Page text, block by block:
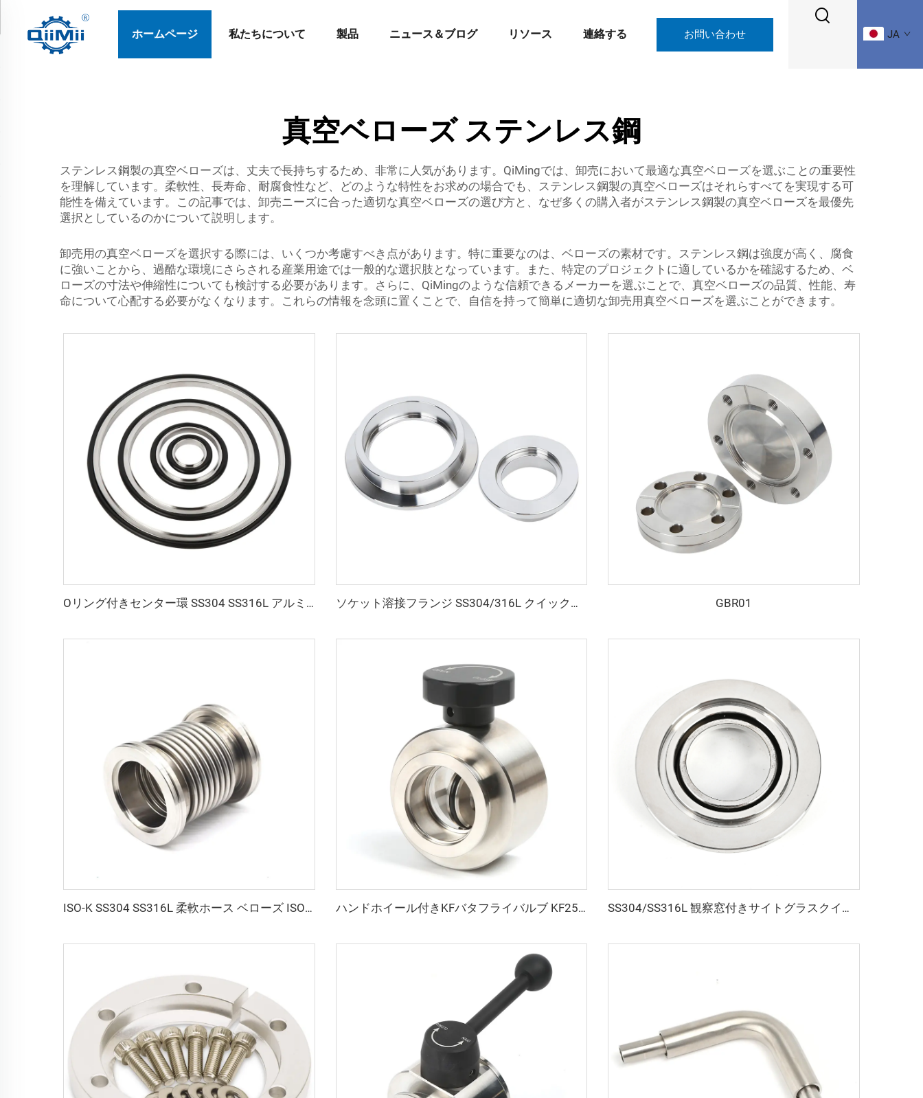
ホームページ 私たちについて 製品 ニュース＆ブログ リソース 連絡する お問い合わせ JA
真空ベローズ ステンレス鋼
ステンレス鋼製の真空ベローズは、丈夫で長持ちするため、非常に人気があります。QiMingでは、卸売において最適な真空ベローズを選ぶことの重要性
を理解しています。柔軟性、長寿命、耐腐食性など、どのような特性をお求めの場合でも、ステンレス鋼製の真空ベローズはそれらすべてを実現する可
能性を備えています。この記事では、卸売ニーズに合った適切な真空ベローズの選び方と、なぜ多くの購入者がステンレス鋼製の真空ベローズを最優先
選択としているのかについて説明します。
卸売用の真空ベローズを選択する際には、いくつか考慮すべき点があります。特に重要なのは、ベローズの素材です。ステンレス鋼は強度が高く、腐食
に強いことから、過酷な環境にさらされる産業用途では一般的な選択肢となっています。また、特定のプロジェクトに適しているかを確認するため、ベ
ローズの寸法や伸縮性についても検討する必要があります。さらに、QiMingのような信頼できるメーカーを選ぶことで、真空ベローズの品質、性能、寿
命について心配する必要がなくなります。これらの情報を念頭に置くことで、自信を持って簡単に適切な卸売用真空ベローズを選ぶことができます。
Oリング付きセンター環 SS304 SS316L アルミニウム (FKM/EPDM/NBR) 真空KF/NW ウォッシャーパイプリングフィッティング KF10-KF50 半導体用 ソケット溶接フランジ SS304/316L クイックフランジ NW/KF ステンレス鋼 KF10-KF63 高品質真空継手 NW10-NW63 GBR01
ISO-K SS304 SS316L 柔軟ホース ベローズ ISO63-ISO200 真空圧縮成形 NW63-200 フランジ 継手 ハンドホイール付きKFバタフライバルブ KF25/KF40/KF50 SS304 SS316L 真空スイベルバルブ プレート FKMシール付き ステンレス鋼製 流量調整式 NW25/NW40/NW50 SS304/SS316L 観察窓付きサイトグラスクイックフランジ NW/KF ステンレス鋼溶接真空継手 KF16/KF25/KF40/KF50